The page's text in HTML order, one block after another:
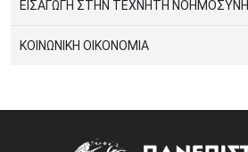
ΕΙΣΑΓΩΓΗ ΣΤΗΝ ΤΕΧΝΗΤΗ ΝΟΗΜΟΣΥΝΗ
ΚΟΙΝΩΝΙΚΗ ΟΙΚΟΝΟΜΙΑ